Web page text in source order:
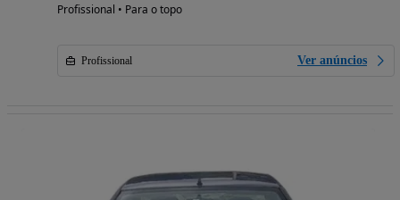
Profissional • Para o topo
Profissional Ver anúncios